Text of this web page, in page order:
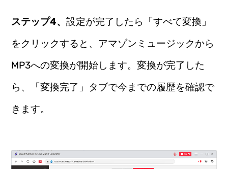
ステップ4、設定が完了したら「すべて変換」
をクリックすると、アマゾンミュージックから
MP3への変換が開始します。変換が完了した
ら、「変換完了」タブで今までの履歴を確認で
きます。